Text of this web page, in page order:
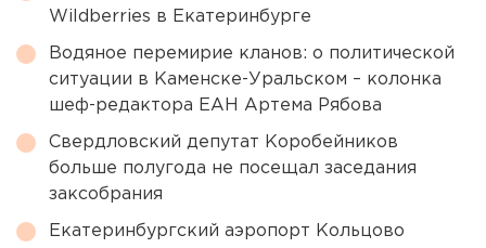
Wildberries в Екатеринбурге
Водяное перемирие кланов: о политической
ситуации в Каменске-Уральском – колонка
шеф-редактора ЕАН Артема Рябова
Свердловский депутат Коробейников
больше полугода не посещал заседания
заксобрания
Екатеринбургский аэропорт Кольцово